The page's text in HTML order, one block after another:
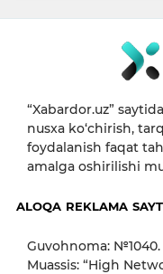
“Xabardor.uz”
nusxa ko‘chirish,
foydalanish faqat
amalga oshirilishi
ALOQA REKLAMA
Guvohnoma: №1040.
Muassis: “High